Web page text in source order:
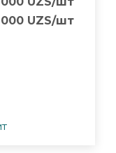
UZS/шт